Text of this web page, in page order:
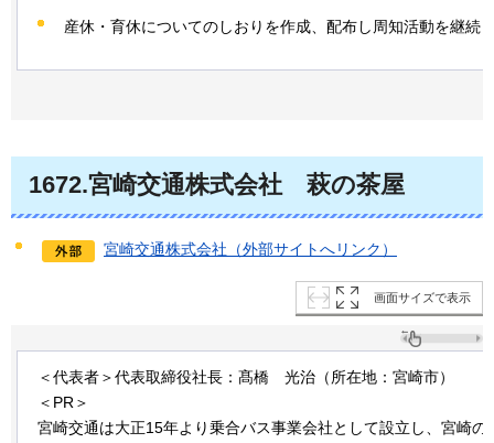
産休・育休についてのしおりを作成、配布し周知活動を継続
1672.宮崎交通株式会社 萩の茶屋
宮崎交通株式会社（外部サイトへリンク）
画面サイズで表示
＜代表者＞代表取締役社長：髙橋 光治 （所在地：宮崎市）
＜PR＞
宮崎交通は大正15年より乗合バス事業会社として設立し、宮崎の